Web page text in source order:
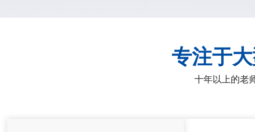
专注于
十年以上的老